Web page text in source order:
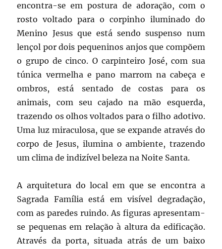
encontra-se em postura de adoração, com o
rosto voltado para o corpinho iluminado do
Menino Jesus que está sendo suspenso num
lençol por dois pequeninos anjos que compõem
o grupo de cinco. O carpinteiro José, com sua
túnica vermelha e pano marrom na cabeça e
ombros, está sentado de costas para os
animais, com seu cajado na mão esquerda,
trazendo os olhos voltados para o filho adotivo.
Uma luz miraculosa, que se expande através do
corpo de Jesus, ilumina o ambiente, trazendo
um clima de indizível beleza na Noite Santa.
A arquitetura do local em que se encontra a
Sagrada Família está em visível degradação,
com as paredes ruindo. As figuras apresentam-
se pequenas em relação à altura da edificação.
Através da porta, situada atrás de um baixo